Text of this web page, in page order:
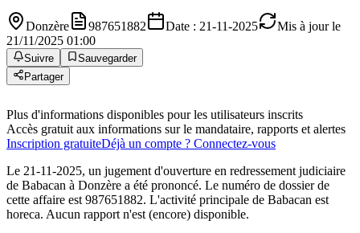
Donzère 987651882 Date : 21-11-2025
Mis à jour le
21/11/2025 01:00
Suivre
Sauvegarder
Partager
Plus d'informations disponibles pour les utilisateurs inscrits
Accès gratuit aux informations sur le mandataire, rapports et alertes
Inscription gratuiteDéjà un compte ? Connectez-vous
Le 21-11-2025, un jugement d'ouverture en redressement judiciaire
de Babacan à Donzère a été prononcé. Le numéro de dossier de
cette affaire est 987651882. L'activité principale de Babacan est
horeca. Aucun rapport n'est (encore) disponible.